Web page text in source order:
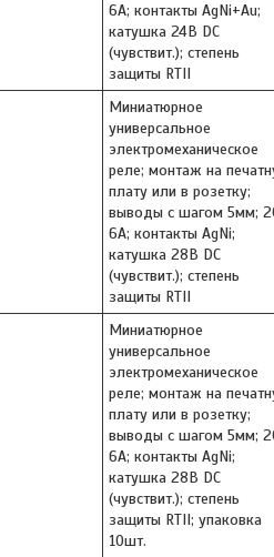
6A; контакты AgNi+Au;
катушка 24В DC
(чувствит.); степень
защиты RTII
Миниатюрное
универсальное
электромеханическое
реле; монтаж на
плату или в розетку;
выводы с шагом 5мм;
6A; контакты AgNi;
катушка 28В DC
(чувствит.); степень
защиты RTII
Миниатюрное
универсальное
электромеханическое
реле; монтаж на
плату или в розетку;
выводы с шагом 5мм;
6A; контакты AgNi;
катушка 28В DC
(чувствит.); степень
защиты RTII; упаковка
10шт.